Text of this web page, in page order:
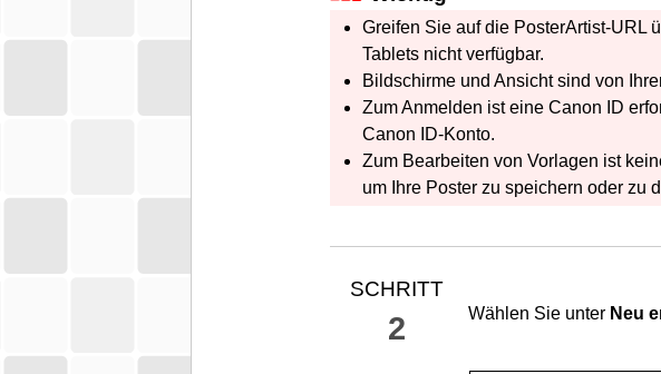
Greifen Sie auf die PosterArtist-URL
Tablets nicht verfügbar.
Bildschirme und Ansicht sind von
Zum Anmelden ist eine Canon ID
Canon ID-Konto.
Zum Bearbeiten von Vorlagen ist
um Ihre Poster zu speichern oder zu
SCHRITT
2 Wählen Sie unter Neu